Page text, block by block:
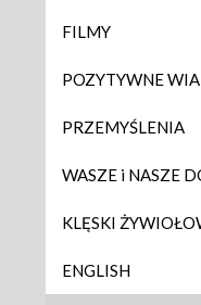
FILMY
POZYTYWNE
PRZEMYŚLENIA
WASZE i NASZE
KLĘSKI
ENGLISH